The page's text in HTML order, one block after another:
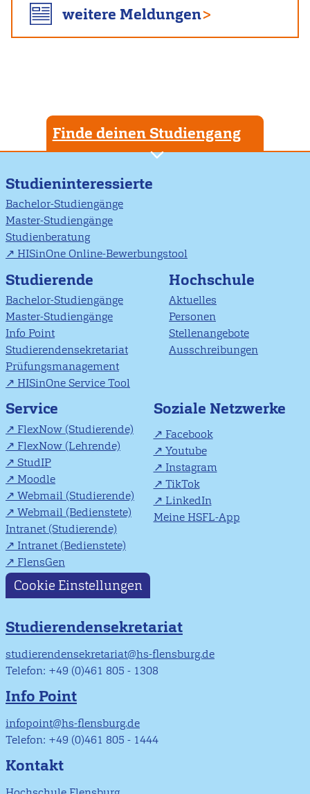
weitere Meldungen
Finde deinen Studiengang
Studieninteressierte
Bachelor-Studiengänge
Master-Studiengänge
Studienberatung
HISinOne Online-Bewerbungstool
Studierende
Bachelor-Studiengänge
Master-Studiengänge
Info Point
Studierendensekretariat
Prüfungsmanagement
HISinOne Service Tool
Hochschule
Aktuelles
Personen
Stellenangebote
Ausschreibungen
Service
FlexNow (Studierende)
FlexNow (Lehrende)
StudIP
Moodle
Webmail (Studierende)
Webmail (Bedienstete)
Intranet (Studierende)
Intranet (Bedienstete)
FlensGen
Soziale Netzwerke
Facebook
Youtube
Instagram
TikTok
LinkedIn
Meine HSFL-App
Cookie Einstellungen
Studierendensekretariat
studierendensekretariat@hs-flensburg.de
Telefon: +49 (0)461 805 - 1308
Info Point
infopoint@hs-flensburg.de
Telefon: +49 (0)461 805 - 1444
Kontakt